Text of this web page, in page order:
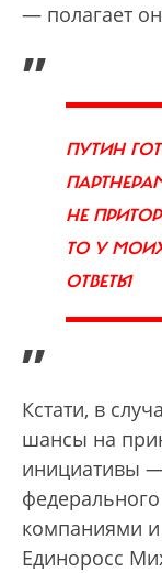
— полагает
„
ПУТИН
НЕ
ТО У
ОТВЕТЫ
”
Кстати, в
шансы на
инициативы
компаниями
Единоросс